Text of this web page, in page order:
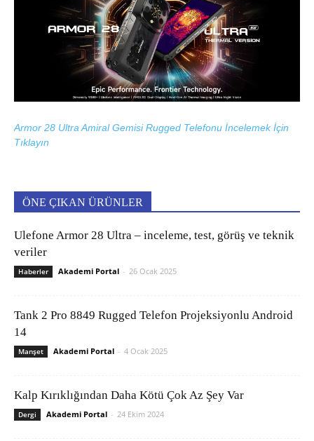
Armor 28 Ultra Amiral Gemisi Rugged Telefonu İncelemek İçin
Tıklayın
ÖNE ÇIKAN ÜRÜNLER
Ulefone Armor 28 Ultra – inceleme, test, görüş ve teknik
veriler
Haberler Akademi Portal - 26 Ocak 2025
Tank 2 Pro 8849 Rugged Telefon Projeksiyonlu Android
14
Manşet Akademi Portal - 4 Ocak 2025
Kalp Kırıklığından Daha Kötü Çok Az Şey Var
Dergi Akademi Portal - 24 Ekim 2024